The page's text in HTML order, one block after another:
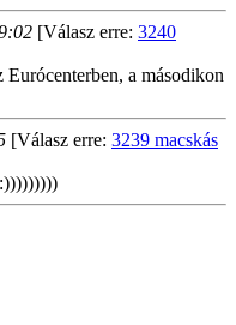
[Válasz erre: 3240
a másodikon
[Válasz erre: 3239 macskás